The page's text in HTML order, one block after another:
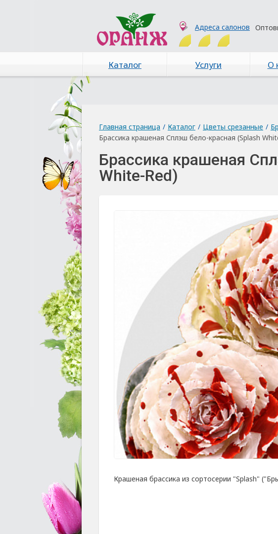
Адреса салонов
Каталог Услуги О
Главная страница / Каталог / Цветы срезанные /
Брассика крашеная Сплэш бело-красная (Splash
Брассика крашеная
White-Red)
Крашеная брассика из сортосерии "Splash"